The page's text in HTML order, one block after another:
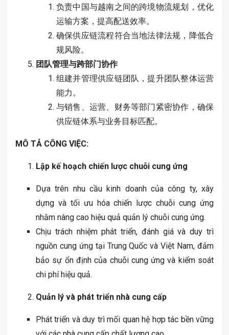
负责中国与越南之间的跨境物流规划，优化
运输方案，提高配送效率。
确保供应链流程符合当地法律法规，降低合
规风险。
团队管理与跨部门协作
组建并管理供应链团队，提升团队整体运营
能力。
与销售、运营、财务等部门紧密协作，确保
供应链体系与业务目标匹配。
MÔ TẢ CÔNG VIỆC:
Lập kế hoạch chiến lược chuỗi cung ứng
Dựa trên nhu cầu kinh doanh của công ty, xây
dựng và tối ưu hóa chiến lược chuỗi cung ứng
nhằm nâng cao hiệu quả quản lý chuỗi cung ứng.
Chịu trách nhiệm phát triển, đánh giá và duy trì
nguồn cung ứng tại Trung Quốc và Việt Nam, đảm
bảo sự ổn định của chuỗi cung ứng và kiểm soát
chi phí hiệu quả.
Quản lý và phát triển nhà cung cấp
Phát triển và duy trì mối quan hệ hợp tác bền vững